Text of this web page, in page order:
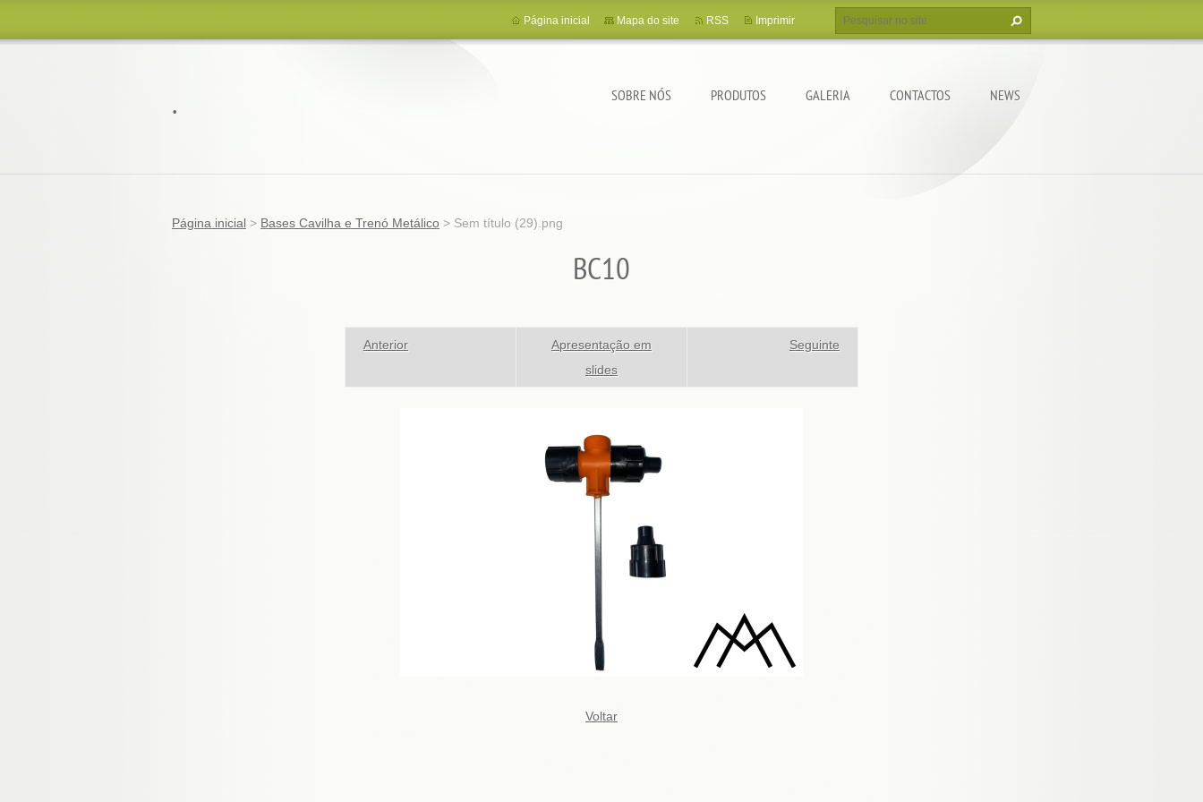
. SOBRE NÓS PRODUTOS GALERIA CONTACTOS NEWS
Página inicial Mapa do site RSS Imprimir
Página inicial > Bases Cavilha e Trenó Metálico > Sem título (29).png
BC10
Anterior
Apresentação em
slides
Seguinte
Voltar